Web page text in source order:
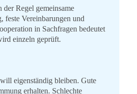
Regel gemeinsame
feste Vereinbarungen und
in Sachfragen bedeutet
einzeln geprüft.
eigenständig bleiben. Gute
erhalten. Schlechte